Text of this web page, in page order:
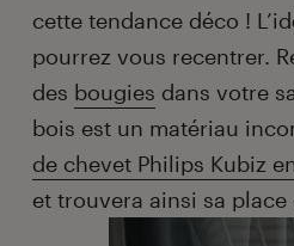
cette tendance déco !
pourrez vous recentrer.
des bougies dans votre
bois est un matériau
de chevet Philips Kubiz
et trouvera ainsi sa